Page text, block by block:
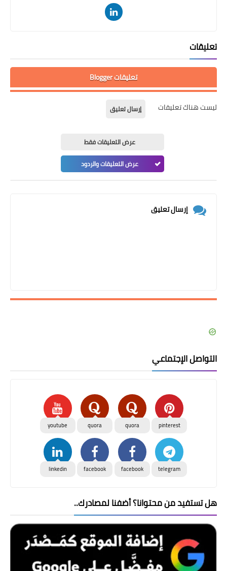
تعليقات
تعليقات Blogger
ليست هناك تعليقات إرسال تعليق
عرض التعليقات فقط
عرض التعليقات والردود
إرسال تعليق
التواصل الإجتماعي
pinterest
quora
quora
youtube
telegram
facebook
facebook
linkedin
هل تستفيد من محتوانا؟ أضفنا لمصادرك..